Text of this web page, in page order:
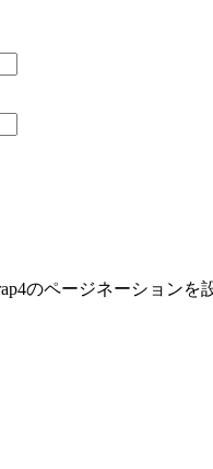
のページネーション